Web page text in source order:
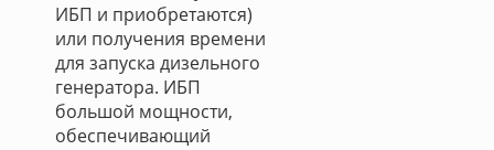
ИБП и приобретаются)
или получения времени
для запуска дизельного
генератора. ИБП
большой мощности,
обеспечивающий